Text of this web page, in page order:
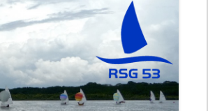
UND
2022
EINE HERZENSANGELEGENHEIT
VON UNSEREM SPORTSFREUND
STEFAN GOSSING!
SOMMERFLOTTILLE 2024 – „VIEL-
INSEL-TOUR“